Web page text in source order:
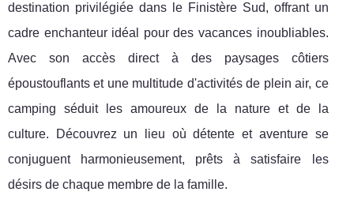
destination privilégiée dans le Finistère Sud, offrant un
cadre enchanteur idéal pour des vacances inoubliables.
Avec son accès direct à des paysages côtiers
époustouflants et une multitude d'activités de plein air, ce
camping séduit les amoureux de la nature et de la
culture. Découvrez un lieu où détente et aventure se
conjuguent harmonieusement, prêts à satisfaire les
désirs de chaque membre de la famille.